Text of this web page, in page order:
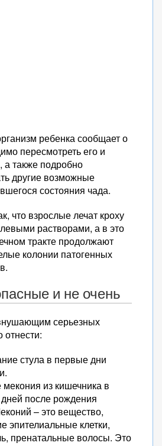
ребенка сообщает о
пересмотреть его и
также подробно
другие возможные
состояния чада.
что взрослые лечат кроху
растворами, а в это
тракте продолжают
колонии патогенных
и не очень
серьезных
стула в первые дни
из кишечника в
после рождения
– это вещество,
эпителиальные клетки,
пренатальные волосы. Это